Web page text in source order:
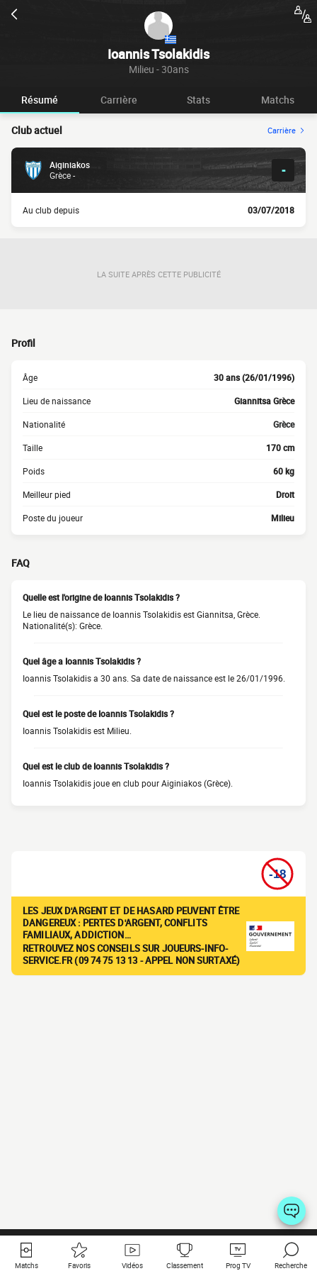
Ioannis Tsolakidis
Milieu - 30ans
Résumé Carrière Stats Matchs
Club actuel Carrière
Aiginiakos
Grèce -
-
Au club depuis 03/07/2018
LA SUITE APRÈS CETTE PUBLICITÉ
Profil
Âge 30 ans (26/01/1996)
Lieu de naissance Giannitsa Grèce
Nationalité Grèce
Taille 170 cm
Poids 60 kg
Meilleur pied Droit
Poste du joueur Milieu
FAQ
Quelle est l'origine de Ioannis Tsolakidis ?
Le lieu de naissance de Ioannis Tsolakidis est Giannitsa, Grèce.
Nationalité(s): Grèce.
Quel âge a Ioannis Tsolakidis ?
Ioannis Tsolakidis a 30 ans. Sa date de naissance est le 26/01/1996.
Quel est le poste de Ioannis Tsolakidis ?
Ioannis Tsolakidis est Milieu.
Quel est le club de Ioannis Tsolakidis ?
Ioannis Tsolakidis joue en club pour Aiginiakos (Grèce).
LES JEUX D'ARGENT ET DE HASARD PEUVENT ÊTRE
DANGEREUX : PERTES D'ARGENT, CONFLITS
FAMILIAUX, ADDICTION…
RETROUVEZ NOS CONSEILS SUR JOUEURS-INFO-
SERVICE.FR (09 74 75 13 13 - APPEL NON SURTAXÉ)
Matchs Favoris Vidéos Classement Prog TV Recherche